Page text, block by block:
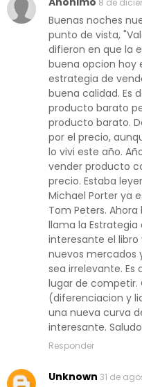
8 de
Buenas noches
punto de vista,
difieron en que la
buena opcion hoy
estrategia de
buena calidad. Es
producto barato
producto barato.
por el precio,
lo vivi este año.
vender producto
precio. Estaba
Michael Porter ya
Tom Peters.
llama la Estrategia
interesante el
nuevos mercados
sea irrelevante.
lugar de competir.
(diferenciacion y
una nueva curva
interesante.
Responder
Unknown 31 de